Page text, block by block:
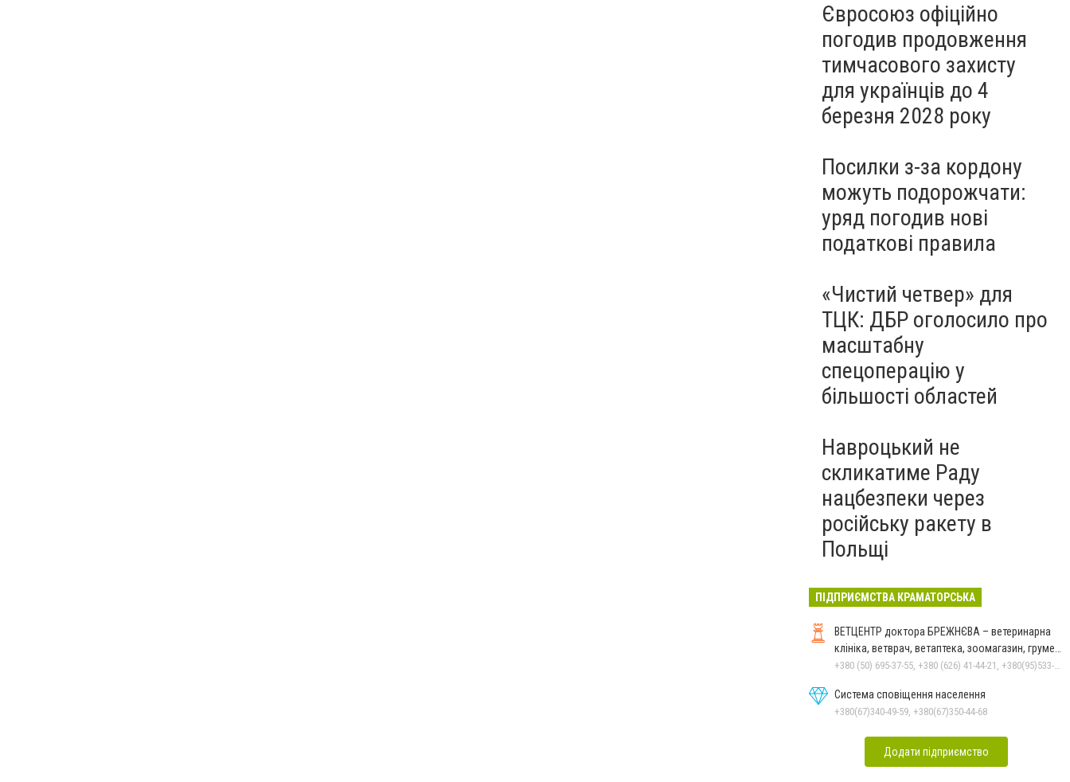
Євросоюз офіційно
погодив продовження
тимчасового захисту
для українців до 4
березня 2028 року
Посилки з-за кордону
можуть подорожчати:
уряд погодив нові
податкові правила
«Чистий четвер» для
ТЦК: ДБР оголосило про
масштабну
спецоперацію у
більшості областей
Навроцький не
скликатиме Раду
нацбезпеки через
російську ракету в
Польщі
ПІДПРИЄМСТВА КРАМАТОРСЬКА
ВЕТЦЕНТР доктора БРЕЖНЄВА – ветеринарна
клініка, ветврач, ветаптека, зоомагазин, грумер,
стрижки.
+380 (50) 695-37-55, +380 (626) 41-44-21, +380(95)533-90-03
Система сповіщення населення
+380(67)340-49-59, +380(67)350-44-68
Додати підприємство